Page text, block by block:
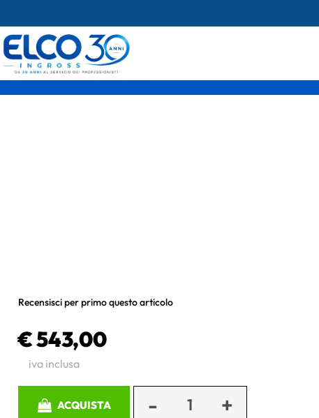
Recensisci per primo questo articolo
€ 543,00
iva inclusa
ACQUISTA